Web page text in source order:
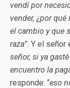
vendí por
vender, ¿por
el cambio y que
raza”. Y el
señor, si ya
encuentro la
responde: “eso